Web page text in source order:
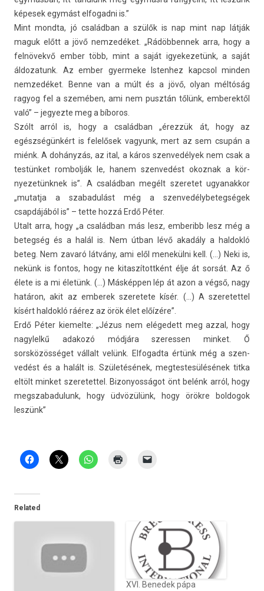
képesek egymást el­fogad­ni is.”
Mint mondta, jó családban a szülők is nap mint nap látják
maguk előtt a jövő nem­zedéket. „Rádöb­bennek arra, hogy a
felnövekvő ember több, mint a saját igyekezetünk, a saját
áldozatunk. Az ember gyer­meke Is­tenhez kapcsol mind­en
nem­zedéket. Benne van a múlt és a jövő, olyan méltóság
ragyog fel a szemében, ami nem pusztán tőlünk, em­berek­től
való” – jegyez­te meg a bíboros.
Szólt arról is, hogy a családban „érezzük át, hogy az
egészségünkért is felelősek vagyunk, mert az sem csupán a
miénk. A dohányzás, az ital, a káros szen­vedélyek nem csak a
testünket rom­bolják le, hanem szen­vedést okoz­nak a kör­
nyezetünknek is”. A családban megélt szeretet ugyanak­kor
„mutat­ja a szabadulást még a szen­vedélybeteg­ségek
csapdájából is” – tette hozzá Erdő Péter.
Utalt arra, hogy „a családban más lesz, em­beribb lesz még a
bet­eg­ség és a halál is. Nem útban lévő akadály a hal­dokló
beteg. Nem zavaró látvány, ami elől menekülni kell. (…) Neki is,
nekünk is fon­tos, hogy ne kitas­zítottként élje át sorsát. Az ő
élete is a mi életünk. (…) Másképpen lép át azon a végső, nagy
határon, akit az em­berek szeretete kísér. (…) A szeretet­tel
kísért hal­dokló ráérez az örök élet előízére”.
Erdő Péter kiemel­te: „Jézus nem elégedett meg azzal, hogy
nagylelkű adakozó módjára szeress­en min­ket. Ő
sorsközösséget vállalt velünk. El­fogad­ta értünk még a szen­
vedést és a halált is. Születésének, meg­testesülésének titka
eltölt min­ket szeretet­tel. Bi­zonyos­ságot önt belénk arról, hogy
megszabadulunk, hogy üdvözülünk, hogy örökre bol­dogok
leszünk”
Related
XVI. Benedek pápa